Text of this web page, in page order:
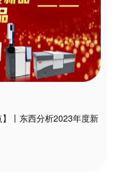
丨东西分析2023年度新